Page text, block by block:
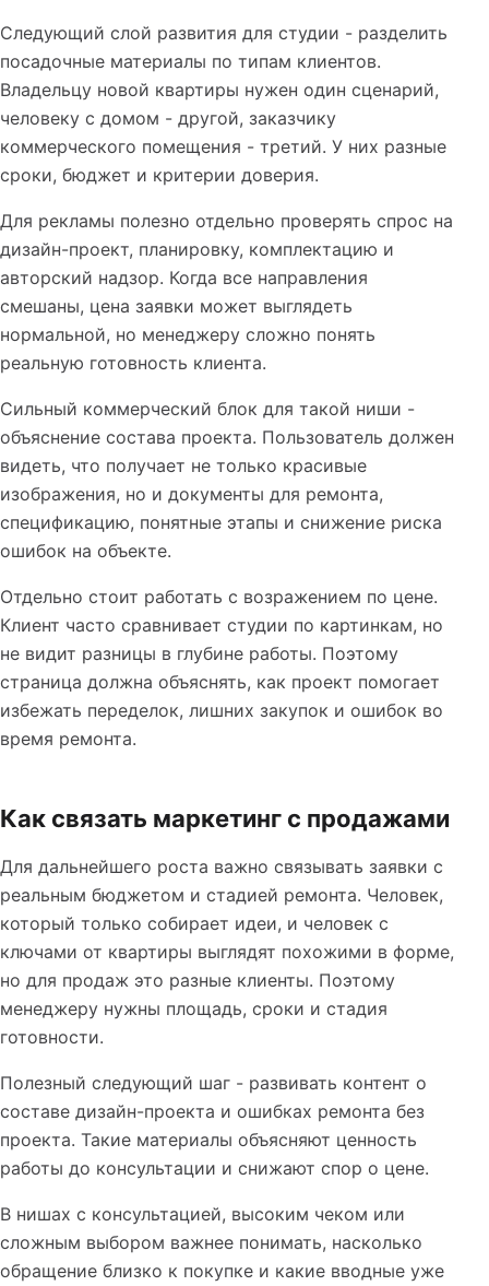
Следующий слой развития для студии - разделить
посадочные материалы по типам клиентов.
Владельцу новой квартиры нужен один сценарий,
человеку с домом - другой, заказчику
коммерческого помещения - третий. У них разные
сроки, бюджет и критерии доверия.
Для рекламы полезно отдельно проверять спрос на
дизайн-проект, планировку, комплектацию и
авторский надзор. Когда все направления
смешаны, цена заявки может выглядеть
нормальной, но менеджеру сложно понять
реальную готовность клиента.
Сильный коммерческий блок для такой ниши -
объяснение состава проекта. Пользователь должен
видеть, что получает не только красивые
изображения, но и документы для ремонта,
спецификацию, понятные этапы и снижение риска
ошибок на объекте.
Отдельно стоит работать с возражением по цене.
Клиент часто сравнивает студии по картинкам, но
не видит разницы в глубине работы. Поэтому
страница должна объяснять, как проект помогает
избежать переделок, лишних закупок и ошибок во
время ремонта.
Как связать маркетинг с продажами
Для дальнейшего роста важно связывать заявки с
реальным бюджетом и стадией ремонта. Человек,
который только собирает идеи, и человек с
ключами от квартиры выглядят похожими в форме,
но для продаж это разные клиенты. Поэтому
менеджеру нужны площадь, сроки и стадия
готовности.
Полезный следующий шаг - развивать контент о
составе дизайн-проекта и ошибках ремонта без
проекта. Такие материалы объясняют ценность
работы до консультации и снижают спор о цене.
В нишах с консультацией, высоким чеком или
сложным выбором важнее понимать, насколько
обращение близко к покупке и какие вводные уже